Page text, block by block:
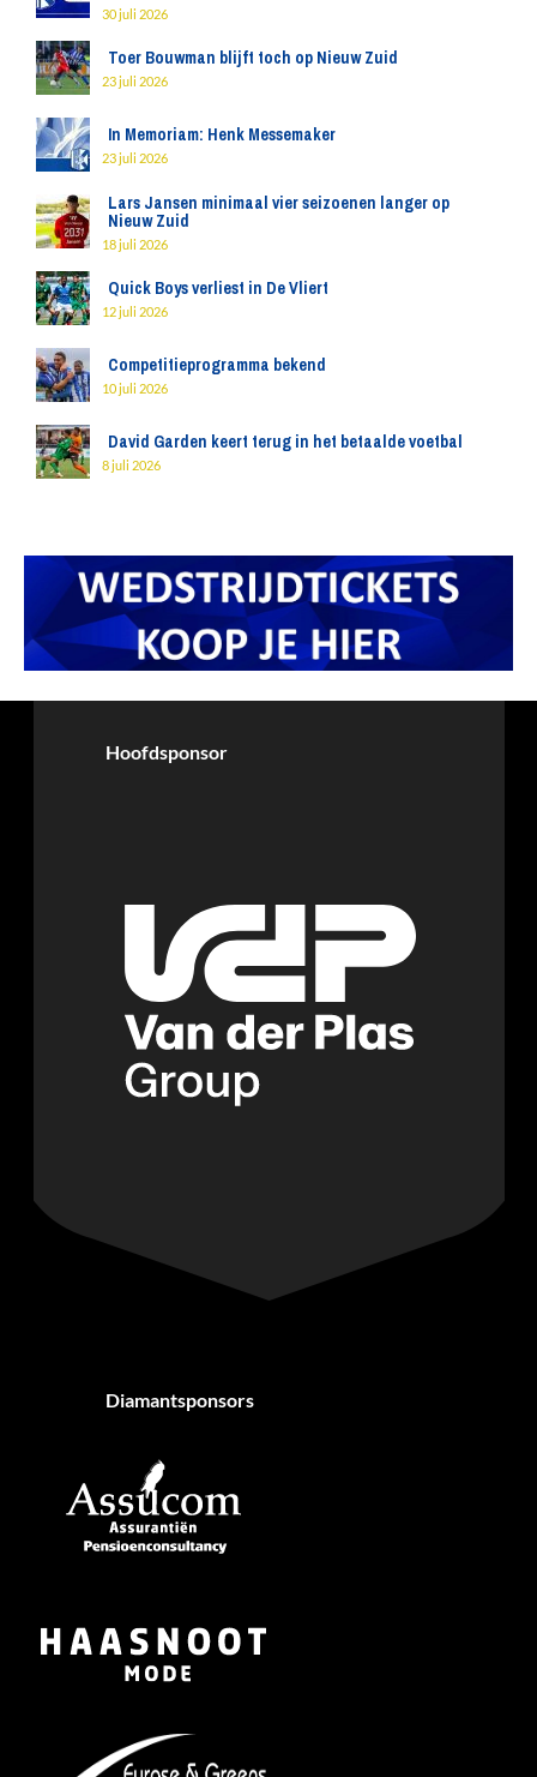
30 juli 2026
Toer Bouwman blijft toch op Nieuw Zuid
23 juli 2026
In Memoriam: Henk Messemaker
23 juli 2026
Lars Jansen minimaal vier seizoenen langer op
Nieuw Zuid
18 juli 2026
Quick Boys verliest in De Vliert
12 juli 2026
Competitieprogramma bekend
10 juli 2026
David Garden keert terug in het betaalde voetbal
8 juli 2026
Hoofdsponsor
Diamantsponsors